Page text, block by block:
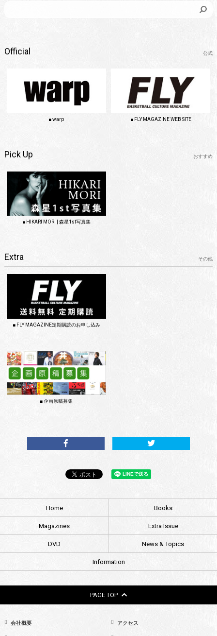
Official 公式
■ warp ■ FLY MAGAZINE WEB SITE
Pick Up おすすめ
■ HIKARI MORI | 森星1st写真集
Extra その他
■ FLY MAGAZINE定期購読のお申し込み
■ 企画原稿募集
Home Books
Magazines Extra Issue
DVD News & Topics
Information
PAGE TOP
会社概要 アクセス